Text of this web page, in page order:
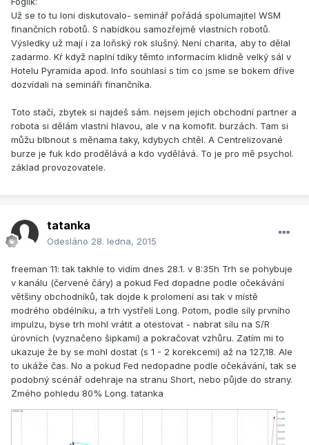
Už se to tu loni diskutovalo- seminář pořádá spolumajitel WSM
finančních robotů. S nabídkou samozřejmě vlastních robotů.
Výsledky už mají i za loňský rok slušný. Není charita, aby to dělal
zadarmo. Kŕ když naplní tdíky těmto informacím klidně velký sál v
Hotelu Pyramida apod. Info souhlasí s tím co jsme se bokem dříve
dozvídali na semináři finančníka.
Toto stačí, zbytek si najdeš sám. nejsem jejich obchodní partner a
robota si dělám vlastní hlavou, ale v na komofit. burzách. Tam si
můžu blbnout s měnama taky, kdybych chtěl. A Centrelizované
burze je fuk kdo prodělává a kdo vydělává. To je pro mě psychol.
základ provozovatele.
tatanka
Odesláno 28. ledna, 2015
freeman 11: tak takhle to vidím dnes 28.1. v 8:35h Trh se pohybuje
v kanálu (červené čáry) a pokud Fed dopadne podle očekávání
většiny obchodníků, tak dojde k prolomení asi tak v místě
modrého obdélníku, a trh vystřelí Long. Potom, podle síly prvního
impulzu, byse trh mohl vrátit a otestovat - nabrat sílu na S/R
úrovních (vyznačeno šipkami) a pokračovat vzhůru. Zatím mi to
ukazuje že by se mohl dostat (s 1 - 2 korekcemi) až na 127,18. Ale
to ukáže čas. No a pokud Fed nedopadne podle očekávání, tak se
podobný scénář odehraje na stranu Short, nebo půjde do strany.
Zmého pohledu 80% Long. tatanka